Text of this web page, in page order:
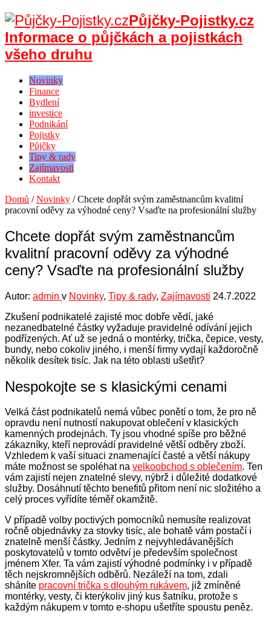
Půjčky-Pojistky.cz
Informace o půjčkách a pojistkách
všeho druhu
Novinky
Finance
Bydlení
investice
Podnikání
Pojistky
Půjčky
Tipy & rady
Zajímavosti
Kontakt
Domů /Novinky /Chcete dopřát svým zaměstnancům kvalitní
pracovní oděvy za výhodné ceny? Vsaďte na profesionální služby
Chcete dopřát svým zaměstnancům
kvalitní pracovní oděvy za výhodné
ceny? Vsaďte na profesionální služby
Autor: admin v Novinky, Tipy & rady, Zajímavosti 24.7.2022
Zkušení podnikatelé zajisté moc dobře vědí, jaké
nezanedbatelné částky vyžaduje pravidelné odívání jejich
podřízených. Ať už se jedná o montérky, trička, čepice, vesty,
bundy, nebo cokoliv jiného, i menší firmy vydají každoročně
několik desítek tisíc. Jak na této oblasti ušetřit?
Nespokojte se s klasickými cenami
Velká část podnikatelů nemá vůbec ponětí o tom, že pro ně
opravdu není nutností nakupovat oblečení v klasických
kamenných prodejnách. Ty jsou vhodné spíše pro běžné
zákazníky, kteří neprovádí pravidelné větší odběry zboží.
Vzhledem k vaší situaci znamenající časté a větší nákupy
máte možnost se spoléhat na velkoobchod s oblečením. Ten
vám zajistí nejen znatelné slevy, nýbrž i důležité dodatkové
služby. Dosáhnutí těchto benefitů přitom není nic složitého a
celý proces vyřídíte téměř okamžitě.
V případě volby poctivých pomocníků nemusíte realizovat
ročně objednávky za stovky tisíc, ale bohatě vám postačí i
znatelně menší částky. Jedním z nejvyhledávanějších
poskytovatelů v tomto odvětví je především společnost
jménem Xfer. Ta vám zajistí výhodné podmínky i v případě
těch nejskromnějších odběrů. Nezáleží na tom, zdali
sháníte pracovní trička s dlouhým rukávem, již zmíněné
montérky, vesty, či kterýkoliv jiný kus šatníku, protože s
každým nákupem v tomto e-shopu ušetříte spoustu peněz.